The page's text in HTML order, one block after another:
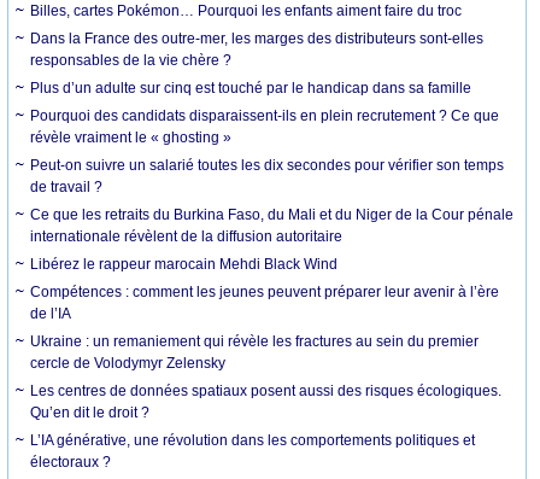
Billes, cartes Pokémon… Pourquoi les enfants aiment faire du troc
Dans la France des outre-mer, les marges des distributeurs sont-elles
responsables de la vie chère ?
Plus d’un adulte sur cinq est touché par le handicap dans sa famille
Pourquoi des candidats disparaissent-ils en plein recrutement ? Ce que
révèle vraiment le « ghosting »
Peut-on suivre un salarié toutes les dix secondes pour vérifier son temps
de travail ?
Ce que les retraits du Burkina Faso, du Mali et du Niger de la Cour pénale
internationale révèlent de la diffusion autoritaire
Libérez le rappeur marocain Mehdi Black Wind
Compétences : comment les jeunes peuvent préparer leur avenir à l’ère
de l’IA
Ukraine : un remaniement qui révèle les fractures au sein du premier
cercle de Volodymyr Zelensky
Les centres de données spatiaux posent aussi des risques écologiques.
Qu’en dit le droit ?
L’IA générative, une révolution dans les comportements politiques et
électoraux ?